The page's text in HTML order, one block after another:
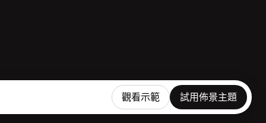
觀看示範 試用佈景主題